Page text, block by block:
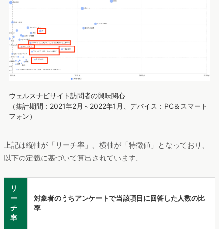
ウェルスナビサイト訪問者の興味関心
（集計期間：2021年2月～2022年1月、デバイス：PC＆スマート
フォン）
上記は縦軸が「リーチ率」、横軸が「特徴値」となっており、
以下の定義に基づいて算出されています。
リ
ー
チ
率
対象者のうちアンケートで当該項目に回答した人数の比
率